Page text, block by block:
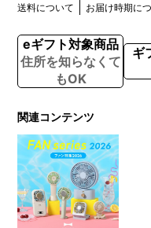
送料について お届け時期に
eギフト対象商品
住所を知らなくて
もOK
ギ
関連コンテンツ